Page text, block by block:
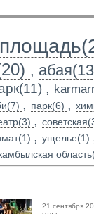
,
,
, парк(6) ,
,
, ущелье(1)
21 сентября